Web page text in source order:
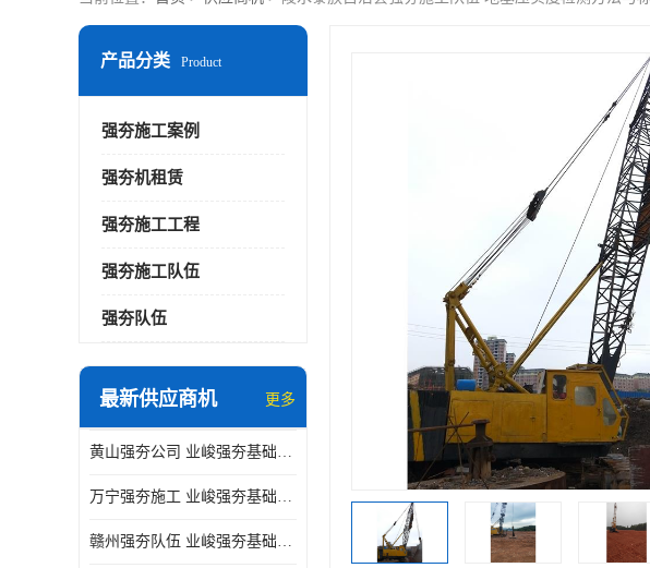
产品分类 Product
强夯施工案例
强夯机租赁
强夯施工工程
强夯施工队伍
强夯队伍
最新供应商机 更多
黄山强夯公司 业峻强夯基础工程
万宁强夯施工 业峻强夯基础工程
赣州强夯队伍 业峻强夯基础工程